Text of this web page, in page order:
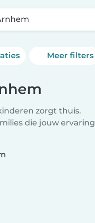
Meer filters
zorgt thuis.
die jouw ervaring